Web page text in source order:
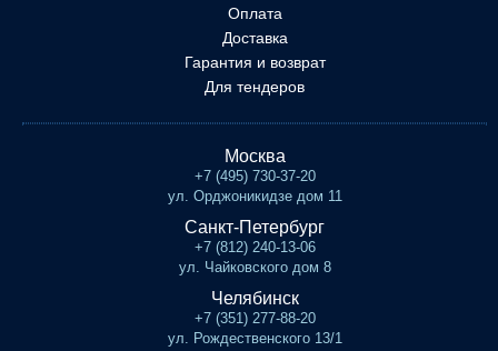
Оплата
Доставка
Гарантия и возврат
Для тендеров
Москва
+7 (495) 730-37-20
ул. Орджоникидзе дом 11
Санкт-Петербург
+7 (812) 240-13-06
ул. Чайковского дом 8
Челябинск
+7 (351) 277-88-20
ул. Рождественского 13/1